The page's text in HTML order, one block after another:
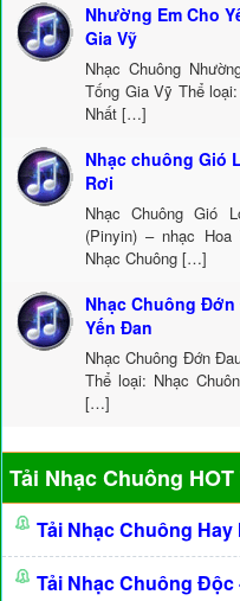
Nhường Em Cho
Gia Vỹ
Nhạc Chuông
Tống Gia Vỹ Thể
Nhất […]
Nhạc chuông Gió
Rơi
Nhạc Chuông Gió
(Pinyin) – nhạc
Nhạc Chuông […]
Nhạc Chuông
Yến Đan
Nhạc Chuông Đớn
Thể loại: Nhạc
[…]
Tải Nhạc Chuông
Tải Nhạc Chuông Hay
Tải Nhạc Chuông Độc